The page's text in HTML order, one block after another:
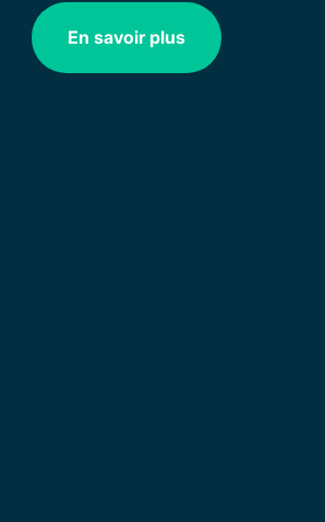
En savoir plus